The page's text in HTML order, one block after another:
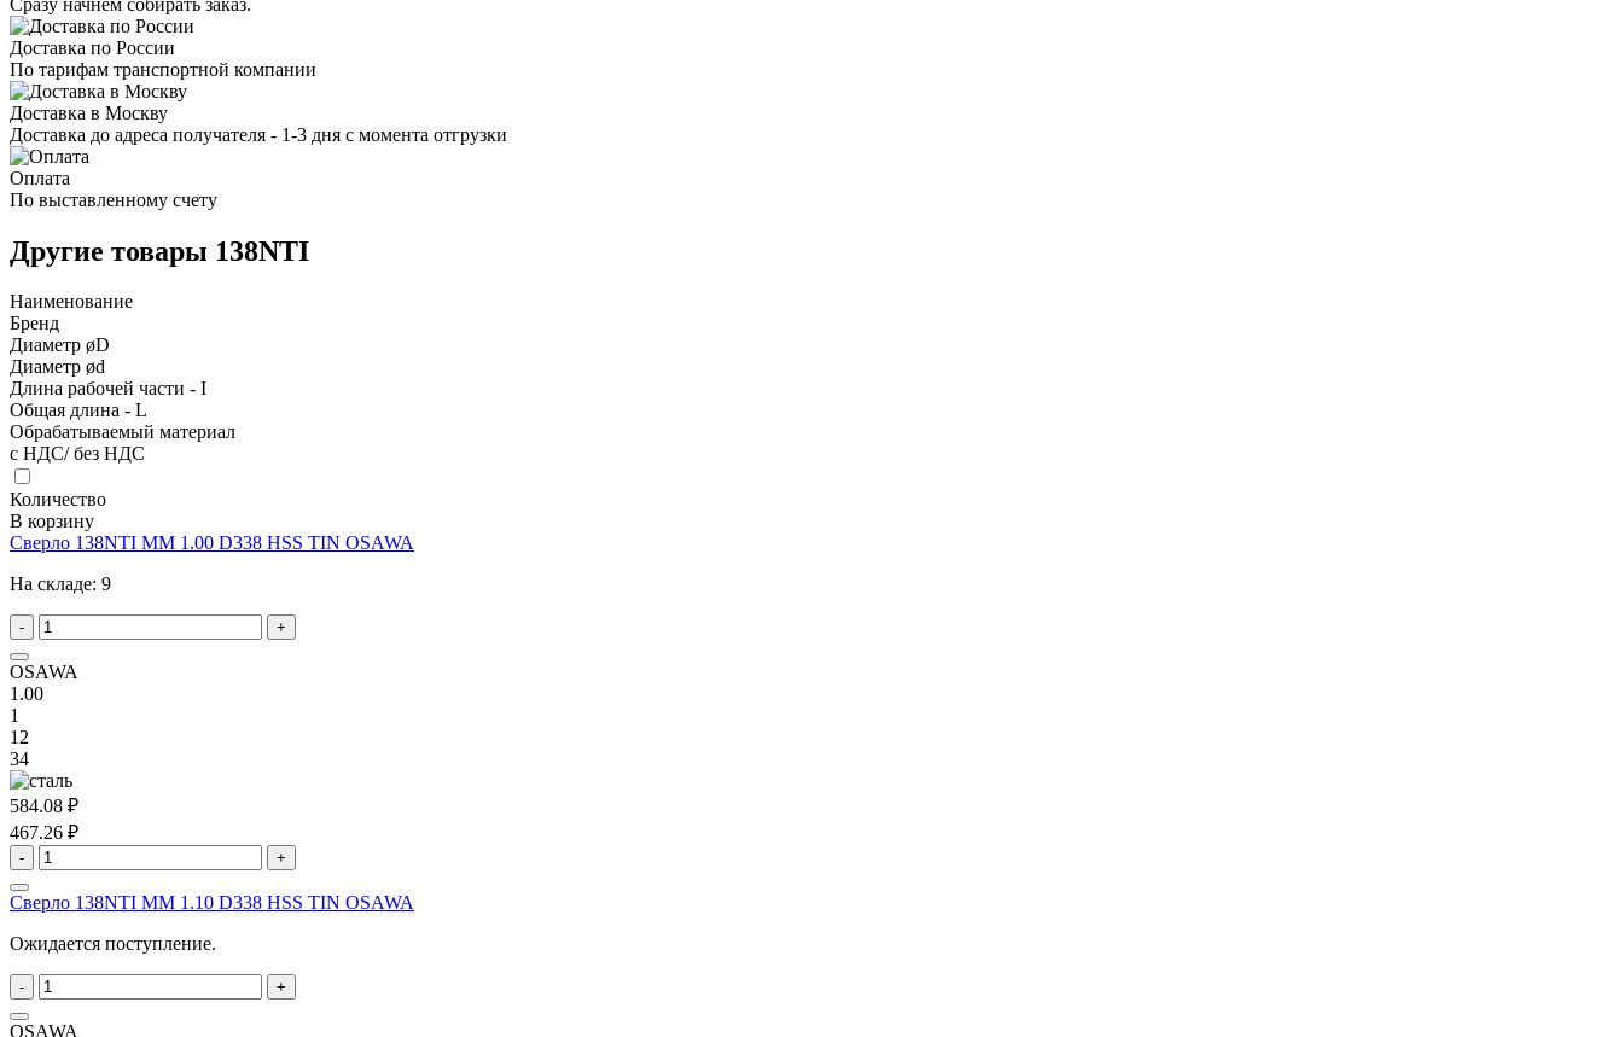
Доставка по России
По тарифам транспортной компании
Доставка в Москву
Доставка до адреса получателя - 1-3 дня с момента отгрузки
Оплата
По выставленному счету
Другие товары 138NTI
Наименование
Бренд
Диаметр øD
Диаметр ød
Длина рабочей части - I
Общая длина - L
Обрабатываемый материал
с НДС/ без НДС
Количество
В корзину
Сверло 138NTI MM 1.00 D338 HSS TIN OSAWA
На складе: 9
- +
OSAWA
1.00
1
12
34
584.08 ₽
467.26 ₽
- +
Сверло 138NTI MM 1.10 D338 HSS TIN OSAWA
Ожидается поступление.
- +
OSAWA